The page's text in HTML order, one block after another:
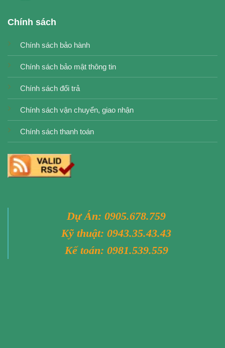
Chính sách
Chính sách bảo hành
Chính sách bảo mật thông tin
Chính sách đổi trả
Chính sách vận chuyển, giao nhận
Chính sách thanh toán
Dự Án: 0905.678.759
Kỹ thuật: 0943.35.43.43
Kế toán: 0981.539.559